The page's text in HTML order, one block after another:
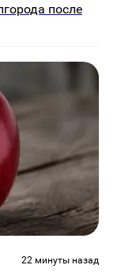
после
22 минуты назад